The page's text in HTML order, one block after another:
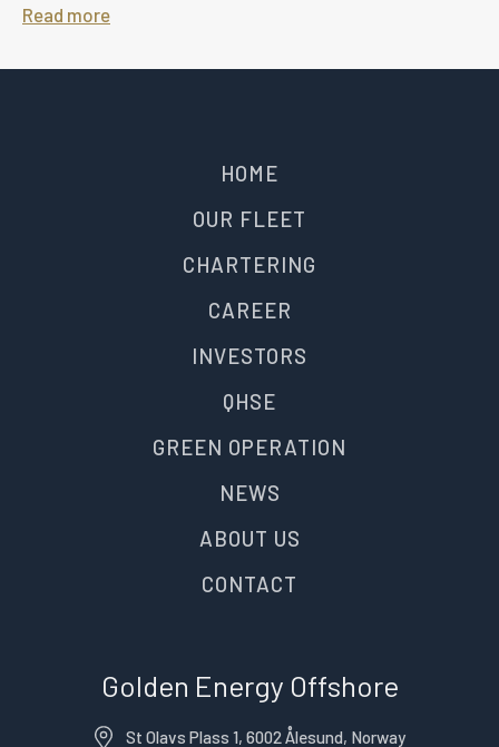
Read more
HOME
OUR FLEET
CHARTERING
CAREER
INVESTORS
QHSE
GREEN OPERATION
NEWS
ABOUT US
CONTACT
Golden Energy Offshore
St Olavs Plass 1, 6002 Ålesund, Norway